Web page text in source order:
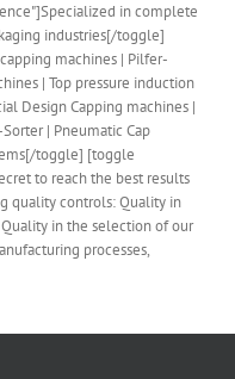
in complete
industries[/toggle]
machines | Pilfer-
| Top pressure induction
Design Capping machines |
| Pneumatic Cap
toggle] [toggle
to reach the best results
quality controls: Quality in
in the selection of our
processes,